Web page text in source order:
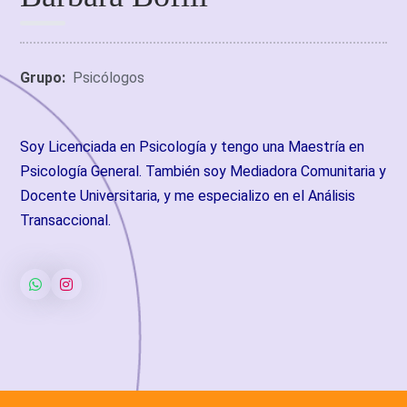
Grupo: Psicólogos
Soy Licenciada en Psicología y tengo una Maestría en
Psicología General. También soy Mediadora Comunitaria y
Docente Universitaria, y me especializo en el Análisis
Transaccional.